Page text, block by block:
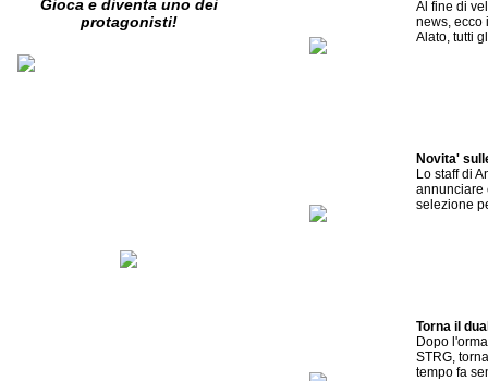
Gioca e diventa uno dei
protagonisti!
Al fine di
news, ecco
Alato, tutti
Novita'
Lo staff di
annunciare
selezione
Torna il
Dopo
STRG,
tempo fa